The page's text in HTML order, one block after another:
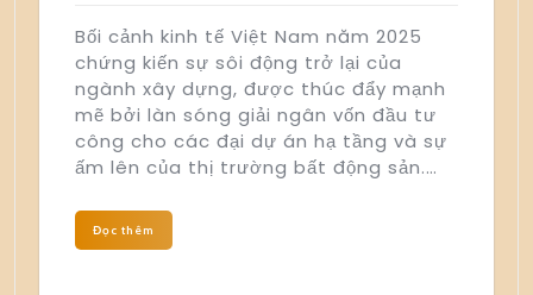
Bối cảnh kinh tế Việt Nam năm 2025
chứng kiến sự sôi động trở lại của
ngành xây dựng, được thúc đẩy mạnh
mẽ bởi làn sóng giải ngân vốn đầu tư
công cho các đại dự án hạ tầng và sự
ấm lên của thị trường bất động sản.…
Đọc thêm